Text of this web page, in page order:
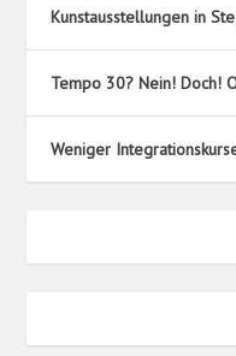
Kunstausstellungen in
Tempo 30? Nein! Doch!
Weniger